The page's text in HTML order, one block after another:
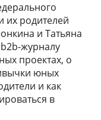
их родителей
и Татьяна
журналу
проектах, о
юных
и как
в